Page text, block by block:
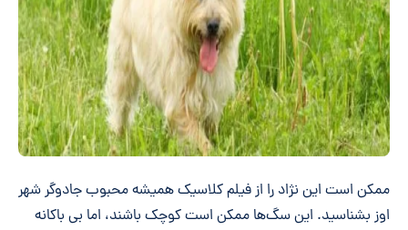
ممکن است این نژاد را از فیلم کلاسیک همیشه محبوب جادوگر شهر
اوز بشناسید. این سگ‌ها ممکن است کوچک باشند، اما بی باکانه